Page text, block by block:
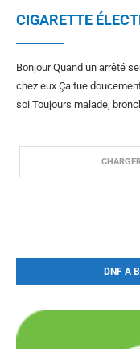
CIGARETTE
Bonjour Quand un arrêté
chez eux Ça tue
soi Toujours malade,
DNF A